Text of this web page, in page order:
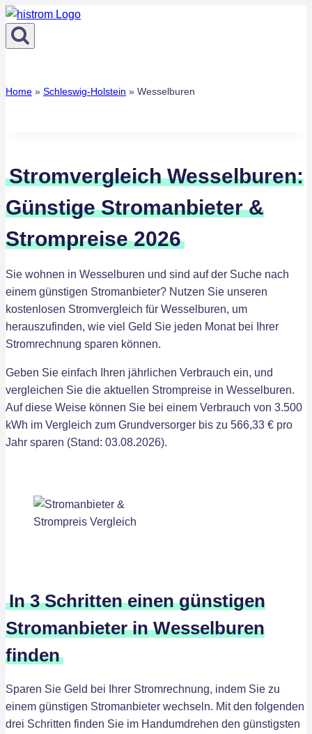
Zum
Inhalt
springen
Home » Schleswig-Holstein » Wesselburen
Stromvergleich Wesselburen:
Günstige Stromanbieter &
Strompreise 2026
Sie wohnen in Wesselburen und sind auf der Suche nach
einem günstigen Stromanbieter? Nutzen Sie unseren
kostenlosen Stromvergleich für Wesselburen, um
herauszufinden, wie viel Geld Sie jeden Monat bei Ihrer
Stromrechnung sparen können.
Geben Sie einfach Ihren jährlichen Verbrauch ein, und
vergleichen Sie die aktuellen Strompreise in Wesselburen.
Auf diese Weise können Sie bei einem Verbrauch von 3.500
kWh im Vergleich zum Grundversorger bis zu 566,33 € pro
Jahr sparen (Stand: 03.08.2026).
In 3 Schritten einen günstigen
Stromanbieter in Wesselburen
finden
Sparen Sie Geld bei Ihrer Stromrechnung, indem Sie zu
einem günstigen Stromanbieter wechseln. Mit den folgenden
drei Schritten finden Sie im Handumdrehen den günstigsten